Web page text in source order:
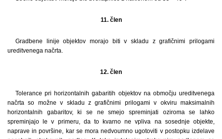
11. člen
Gradbene linije objektov morajo biti v skladu z grafičnimi prilogami
ureditvenega načrta.
12. člen
Tolerance pri horizontalnih gabaritih objektov na območju ureditvenega
načrta so možne v skladu z grafičnimi prilogami v okviru maksimalnih
horizontalnih gabaritov, ki se ne smejo spreminjati oziroma se lahko
spreminjajo le v primeru, da to kvarno ne vpliva na sosednje objekte,
naprave in površine, kar se mora nedvoumno ugotoviti v postopku izdelave